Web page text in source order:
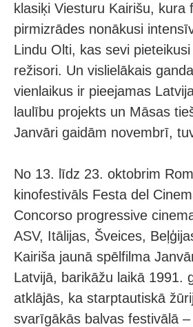
klasiķi Viesturu Kairišu,
pirmizrādes nonākusi
Lindu Olti, kas sevi
režisori. Un vislielākais
vienlaikus ir pieejamas
laulību projekts un Māsas
Janvāri gaidām novembrī,
No 13. līdz 23. oktobrim
kinofestivāls Festa del
Concorso progressive
ASV, Itālijas, Šveices,
Kairiša jaunā spēlfilma
Latvijā, barikāžu laikā 1991.
atklājās, ka starptautiskā
svarīgākās balvas festivālā